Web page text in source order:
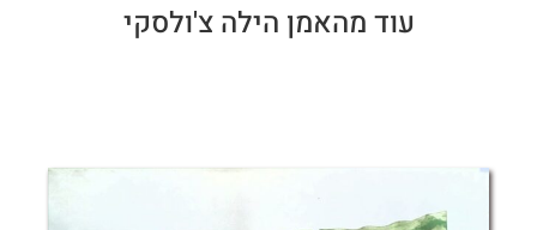
עוד מהאמן הילה צ'ולסקי